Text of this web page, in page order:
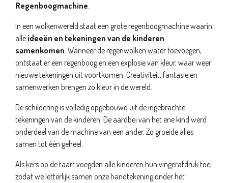
Regenboogmachine.
In een wolkenwereld staat een grote regenboogmachine waarin
alle ideeën en tekeningen van de kinderen
samenkomen. Wanneer de regenwolken water toevoegen,
ontstaat er een regenboog en een explosie van kleur, waar weer
nieuwe tekeningen uit voortkomen. Creativiteit, fantasie en
samenwerken brengen zo kleur in de wereld.
De schildering is volledig opgebouwd uit de ingebrachte
tekeningen van de kinderen. De aardbei van het ene kind werd
onderdeel van de machine van een ander. Zo groeide alles
samen tot één geheel.
Als kers op de taart voegden alle kinderen hun vingerafdruk toe,
zodat we letterlijk samen onze handtekening onder het